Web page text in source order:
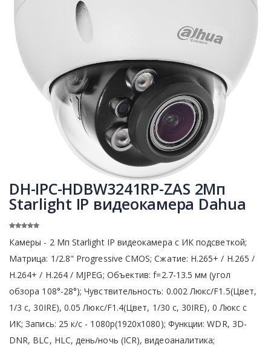
DH-IPC-HDBW3241RP-ZAS 2Mп
Starlight IP видеокамера Dahua
Камеры - 2 Mп Starlight IP видеокамера с ИК подсветкой;
Матрица: 1/2.8" Progressive CMOS; Сжатие: H.265+ / H.265 /
H.264+ / H.264 / MJPEG; Объектив: f=2.7-13.5 мм (угол
обзора 108°-28°); Чувствительность: 0.002 Люкс/F1.5(Цвет,
1/3 с, 30IRE), 0.05 Люкс/F1.4(Цвет, 1/30 с, 30IRE), 0 Люкс с
ИК; Запись: 25 к/с - 1080p(1920x1080); Функции: WDR, 3D-
DNR, BLC, HLC, день/ночь (ICR), видеоаналитика;